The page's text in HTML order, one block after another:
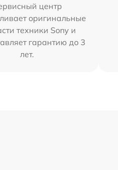
центр
оригинальные
техники Sony и
гарантию до 3
лет.